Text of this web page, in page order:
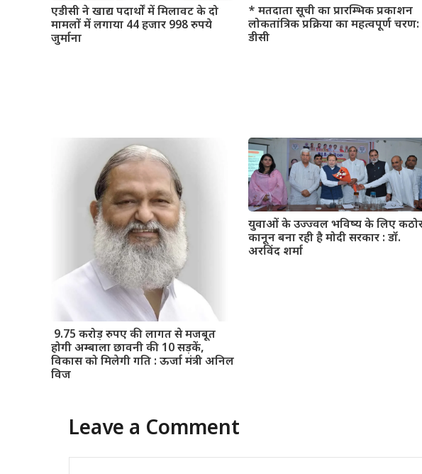
एडीसी ने खाद्य पदार्थों में मिलावट के दो
मामलों में लगाया 44 हजार 998 रुपये
जुर्माना
* मतदाता सूची का प्रारम्भिक प्रकाशन
लोकतांत्रिक प्रक्रिया का महत्वपूर्ण चरण:
डीसी
9.75 करोड़ रुपए की लागत से मजबूत
होगी अम्बाला छावनी की 10 सड़कें,
विकास को मिलेगी गति : ऊर्जा मंत्री अनिल
विज
युवाओं के उज्ज्वल भविष्य के लिए
कानून बना रही है मोदी सरकार : डॉ.
अरविंद शर्मा
Leave a Comment